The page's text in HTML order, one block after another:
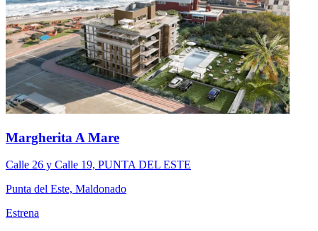
Margherita A Mare
Calle 26 y Calle 19, PUNTA DEL ESTE
Punta del Este, Maldonado
Estrena